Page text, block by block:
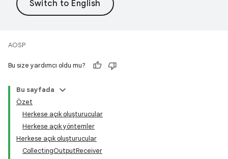
AOSP
Bu size yardımcı oldu mu?
Bu sayfada
Özet
Herkese açık oluşturucular
Herkese açık yöntemler
Herkese açık oluşturucular
CollectingOutputReceiver